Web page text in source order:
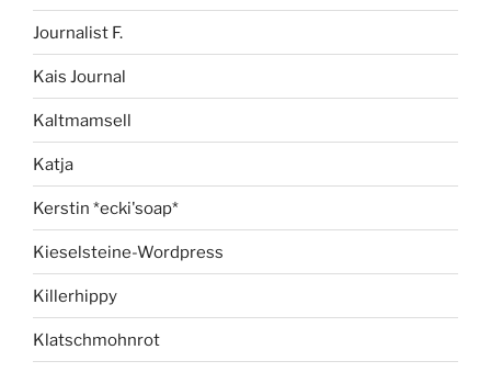
Journalist F.
Kais Journal
Kaltmamsell
Katja
Kerstin *ecki'soap*
Kieselsteine-Wordpress
Killerhippy
Klatschmohnrot